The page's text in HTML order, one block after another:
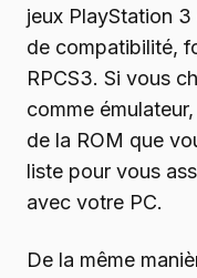
jeux PlayStation 3
de compatibilité,
RPCS3. Si vous
comme
de la ROM que
liste pour vous
avec votre PC.
De la même